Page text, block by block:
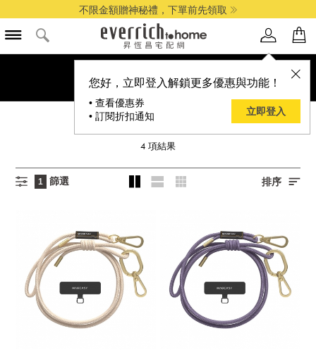
不限金額贈神秘禮，下單前先領取
您好，立即登入解鎖更多優惠與功能！
• 查看優惠券
• 訂閱折扣通知
立即登入
SWITCHEASY
4 項結果
1 篩選 排序